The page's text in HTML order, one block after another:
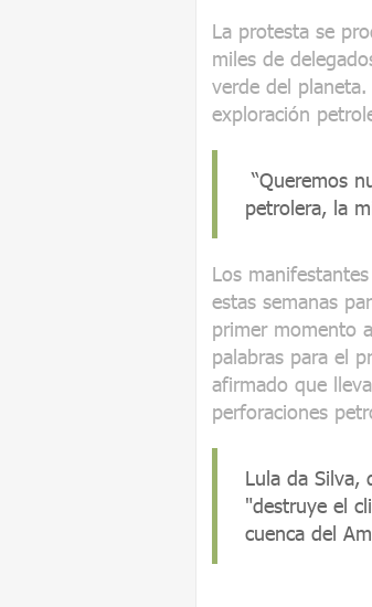
La protesta se
miles de
verde del
exploración
“Queremos
petrolera, la
Los
estas semanas
primer momento
palabras para el
afirmado que
perforaciones
Lula da Silva,
"destruye el
cuenca del